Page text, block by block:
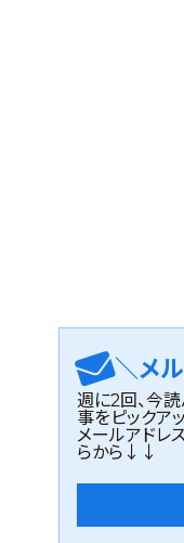
＼メ
週に2回、今
事をピックア
メールアドレ
らから↓↓